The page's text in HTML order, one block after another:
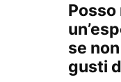
Posso
se
gusti